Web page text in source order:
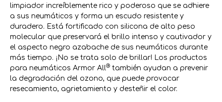
limpiador increíblemente rico y poderoso que se adhiere
a sus neumáticos y forma un escudo resistente y
duradero. Está fortificado con silicona de alto peso
molecular que preservará el brillo intenso y cautivador y
el aspecto negro azabache de sus neumáticos durante
más tiempo. ¡No se trata solo de brillar! Los productos
para neumáticos Armor All® también ayudan a prevenir
la degradación del ozono, que puede provocar
resecamiento, agrietamiento y desteñir el color.